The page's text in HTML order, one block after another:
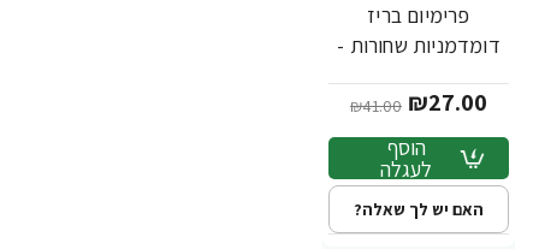
פרימיום בריז
דומדמניות שחורות -
מבית Twinings
₪27.00
₪41.00
הוסף
לעגלה
האם יש לך שאלה?